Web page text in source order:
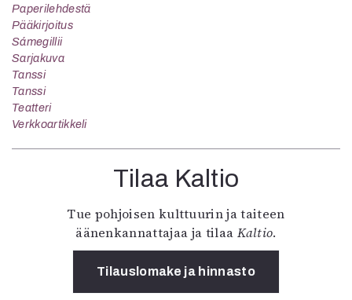
Paperilehdestä
Pääkirjoitus
Sámegillii
Sarjakuva
Tanssi
Tanssi
Teatteri
Verkkoartikkeli
Tilaa Kaltio
Tue pohjoisen kulttuurin ja taiteen
äänenkannattajaa ja tilaa Kaltio.
Tilauslomake ja hinnasto